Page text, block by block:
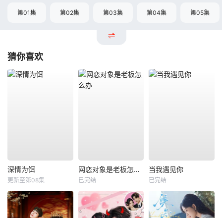
第01集 第02集 第03集 第04集 第05集
猜你喜欢
深情为饵
更新至第08集
网恋对象是老板怎么办
已完结
当我遇见你
已完结